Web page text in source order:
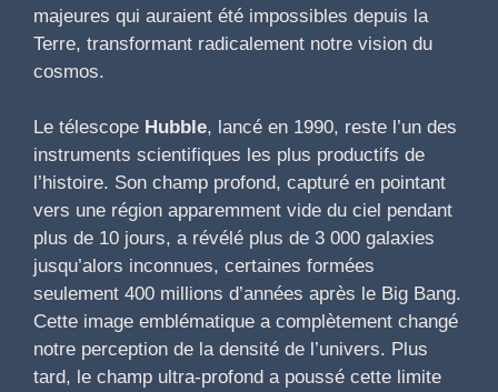
majeures qui auraient été impossibles depuis la
Terre, transformant radicalement notre vision du
cosmos.
Le télescope Hubble, lancé en 1990, reste l’un des
instruments scientifiques les plus productifs de
l’histoire. Son champ profond, capturé en pointant
vers une région apparemment vide du ciel pendant
plus de 10 jours, a révélé plus de 3 000 galaxies
jusqu’alors inconnues, certaines formées
seulement 400 millions d’années après le Big Bang.
Cette image emblématique a complètement changé
notre perception de la densité de l’univers. Plus
tard, le champ ultra-profond a poussé cette limite